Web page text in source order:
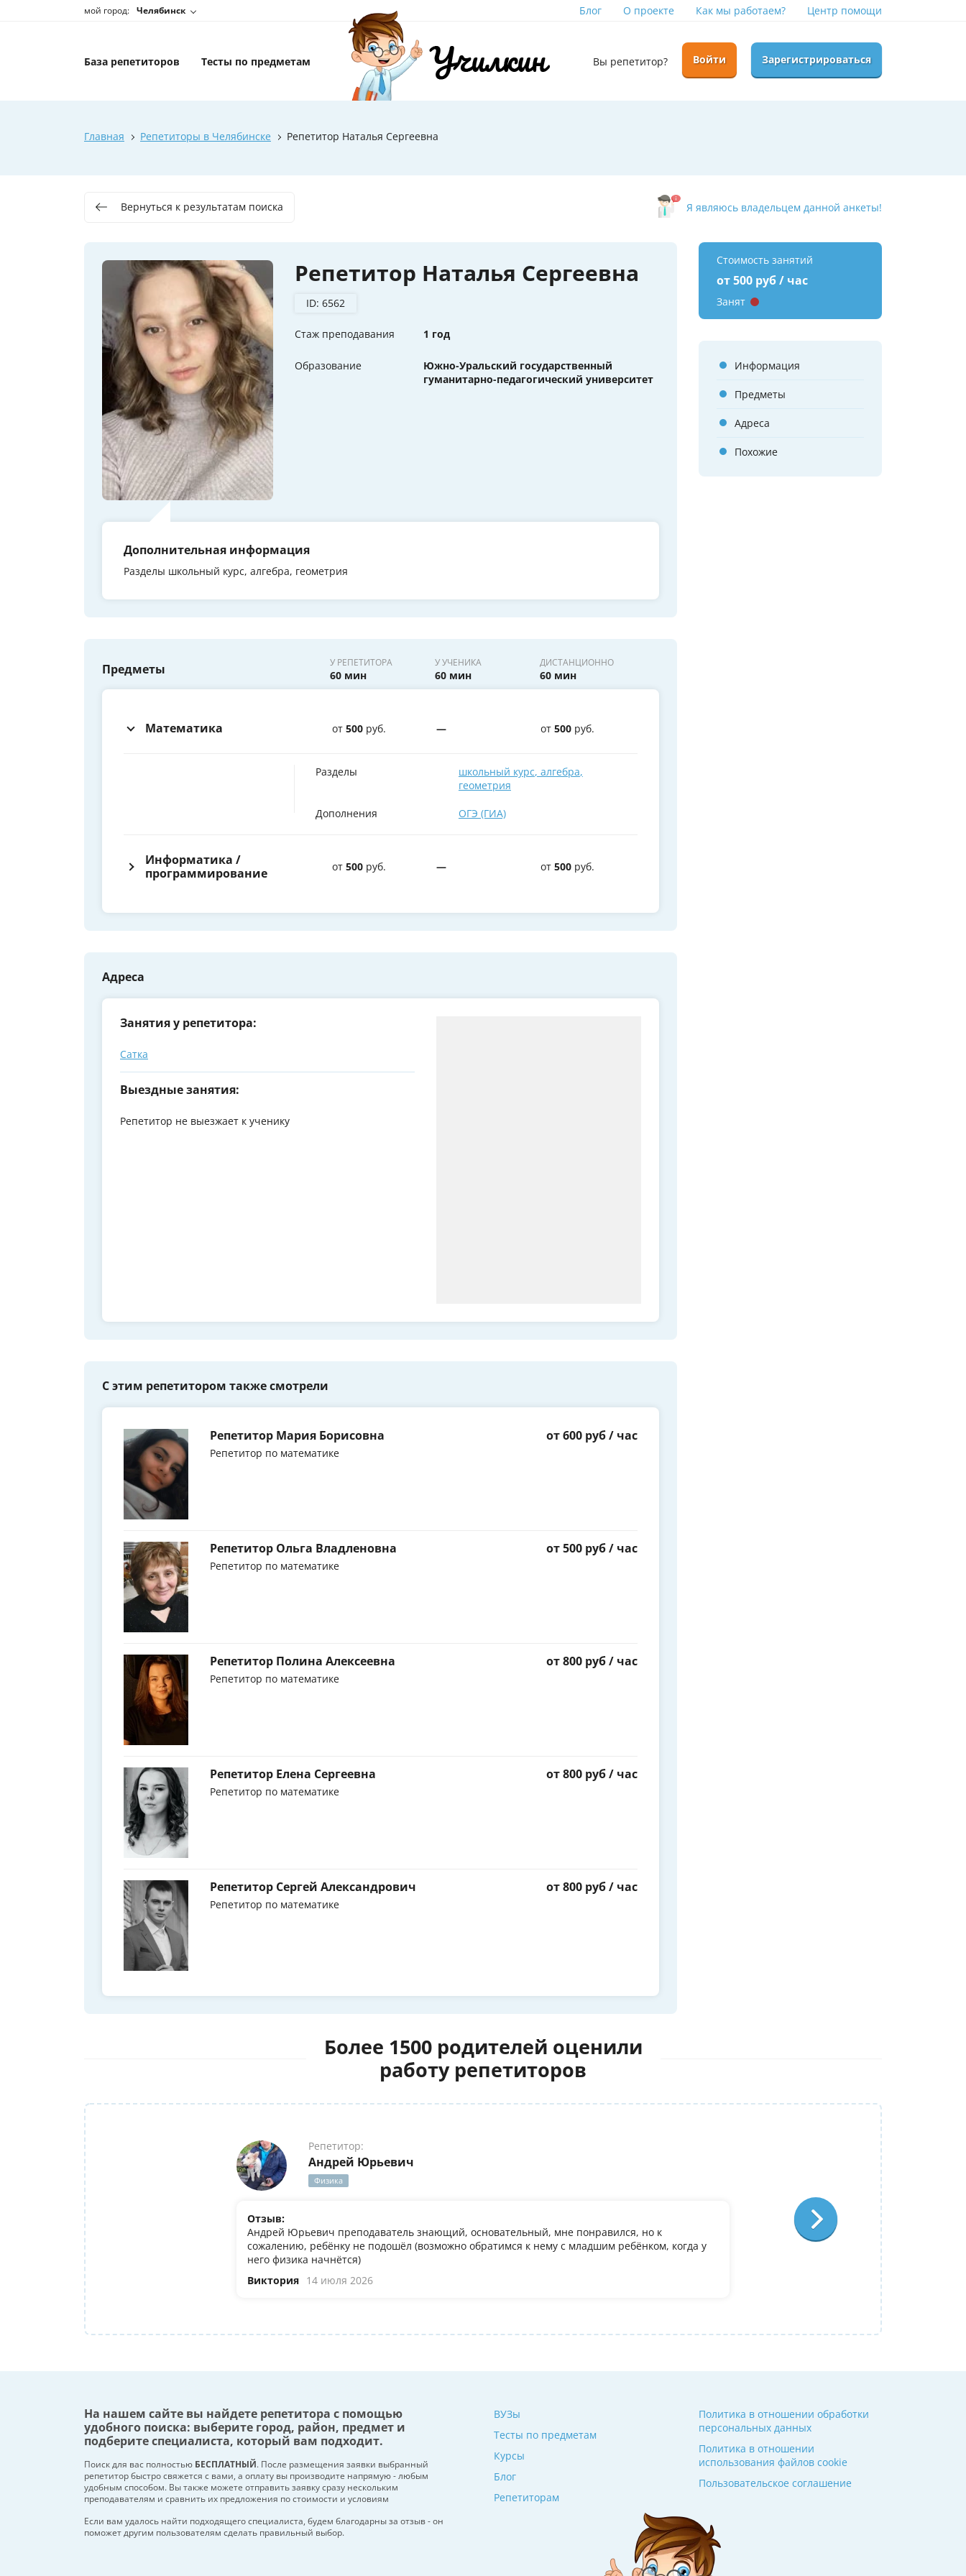
мой город: Челябинск Блог О проекте Как мы работаем? Центр помощи
База репетиторов Тесты по предметам Вы репетитор? Войти Зарегистрироваться
Главная Репетиторы в Челябинске Репетитор Наталья Сергеевна
Вернуться к результатам поиска Я являюсь владельцем данной анкеты!
Репетитор Наталья Сергеевна
ID: 6562
Стаж преподавания 1 год
Образование
Южно-Уральский государственный
гуманитарно-педагогический университет
Дополнительная информация
Разделы школьный курс, алгебра, геометрия
Предметы У РЕПЕТИТОРА
60 мин
У УЧЕНИКА
60 мин
ДИСТАНЦИОННО
60 мин
Математика от 500 руб. — от 500 руб.
Разделы школьный курс, алгебра,
геометрия
Дополнения ОГЭ (ГИА)
Информатика /
программирование
от 500 руб. — от 500 руб.
Адреса
Занятия у репетитора:
Сатка
Выездные занятия:
Репетитор не выезжает к ученику
С этим репетитором также смотрели
Репетитор Мария Борисовна
Репетитор по математике
от 600 руб / час
Репетитор Ольга Владленовна
Репетитор по математике
от 500 руб / час
Репетитор Полина Алексеевна
Репетитор по математике
от 800 руб / час
Репетитор Елена Сергеевна
Репетитор по математике
от 800 руб / час
Репетитор Сергей Александрович
Репетитор по математике
от 800 руб / час
Стоимость занятий
от 500 руб / час
Занят
Информация
Предметы
Адреса
Похожие
Более 1500 родителей оценили
работу репетиторов
Репетитор:
Андрей Юрьевич
Физика
Отзыв:
Андрей Юрьевич преподаватель знающий, основательный, мне понравился, но к
сожалению, ребёнку не подошёл (возможно обратимся к нему с младшим ребёнком, когда у
него физика начнётся)
Виктория 14 июля 2026
Ольга Александровна
У дочери есть желание поступить в it
олимпиадеого уровня 7 и 8 класс за
9. Искали посильнее преподавателя
Ольгой Александровне! Спасибо!
На нашем сайте вы найдете репетитора с помощью
удобного поиска: выберите город, район, предмет и
подберите специалиста, который вам подходит.
Поиск для вас полностью БЕСПЛАТНЫЙ. После размещения заявки выбранный
репетитор быстро свяжется с вами, а оплату вы производите напрямую - любым
удобным способом. Вы также можете отправить заявку сразу нескольким
преподавателям и сравнить их предложения по стоимости и условиям
Если вам удалось найти подходящего специалиста, будем благодарны за отзыв - он
поможет другим пользователям сделать правильный выбор.
ВУЗы
Тесты по предметам
Курсы
Блог
Репетиторам
Политика в отношении обработки
персональных данных
Политика в отношении
использования файлов cookie
Пользовательское соглашение